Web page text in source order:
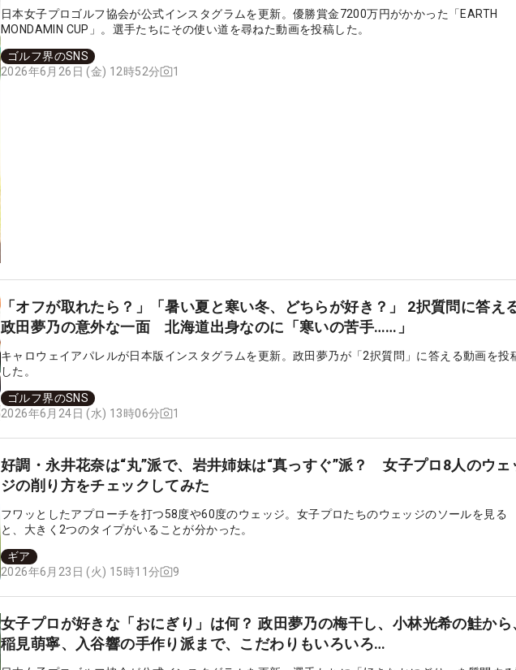
日本女子プロゴルフ協会が公式インスタグラムを更新。優勝賞金7200万円がかかった「EARTH
MONDAMIN CUP」。選手たちにその使い道を尋ねた動画を投稿した。
ゴルフ界のSNS
2026年6月26日 (金) 12時52分
1
「オフが取れたら？」「暑い夏と寒い冬、どちらが好き？」 2択質問に答え
政田夢乃の意外な一面 北海道出身なのに「寒いの苦手……」
キャロウェイアパレルが日本版インスタグラムを更新。政田夢乃が「2択質問」に答える動画を投
した。
ゴルフ界のSNS
2026年6月24日 (水) 13時06分
1
好調・永井花奈は“丸”派で、岩井姉妹は“真っすぐ”派？ 女子プロ8人のウェ
ジの削り方をチェックしてみた
フワッとしたアプローチを打つ58度や60度のウェッジ。女子プロたちのウェッジのソールを見る
と、大きく2つのタイプがいることが分かった。
ギア
2026年6月23日 (火) 15時11分
9
女子プロが好きな「おにぎり」は何？ 政田夢乃の梅干し、小林光希の鮭から
稲見萌寧、入谷響の手作り派まで、こだわりもいろいろ…